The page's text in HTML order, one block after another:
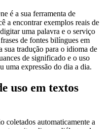
é a sua ferramenta de
a encontrar exemplos reais de
uma palavra e o serviço
de fontes bilíngues em
sua tradução para o idioma de
de significado e o uso
uma expressão do dia a dia.
uso em textos
coletados automaticamente a